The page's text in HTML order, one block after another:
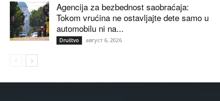
Agencija za bezbednost saobraćaja:
Tokom vrućina ne ostavljajte dete samo u
automobilu ni na...
Društvo август 6, 2026